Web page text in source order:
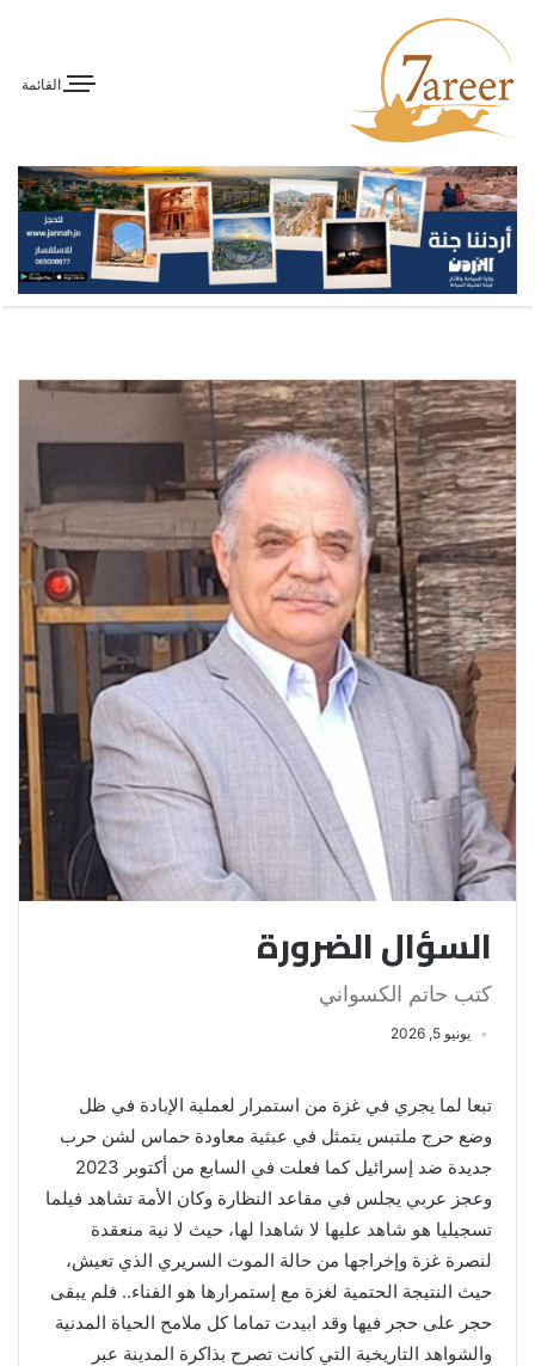
القائمة
السؤال الضرورة
كتب حاتم الكسواني
يونيو 5, 2026
تبعا لما يجري في غزة من استمرار لعملية الإبادة في ظل
وضع حرج ملتبس يتمثل في عبثية معاودة حماس لشن حرب
جديدة ضد إسرائيل كما فعلت في السابع من أكتوبر 2023
وعجز عربي يجلس في مقاعد النظارة وكان الأمة تشاهد فيلما
تسجيليا هو شاهد عليها لا شاهدا لها، حيث لا نية منعقدة
لنصرة غزة وإخراجها من حالة الموت السريري الذي تعيش،
حيث النتيجة الحتمية لغزة مع إستمرارها هو الفناء.. فلم يبقى
حجر على حجر فيها وقد ابيدت تماما كل ملامح الحياة المدنية
والشواهد التاريخية التي كانت تصرح بذاكرة المدينة عبر